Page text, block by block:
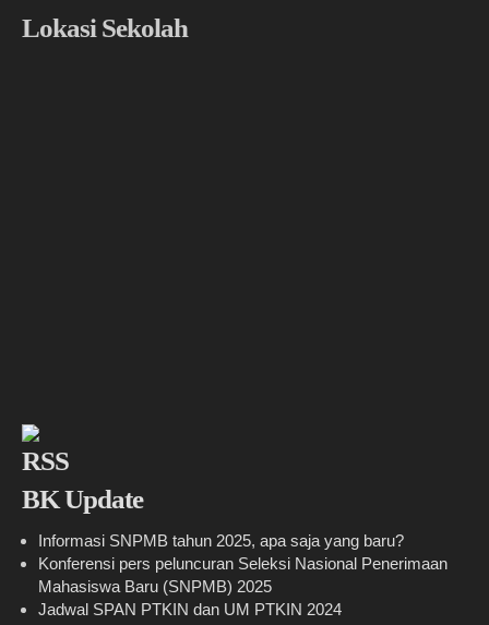
Lokasi Sekolah
BK Update
Informasi SNPMB tahun 2025, apa saja yang baru?
Konferensi pers peluncuran Seleksi Nasional Penerimaan
Mahasiswa Baru (SNPMB) 2025
Jadwal SPAN PTKIN dan UM PTKIN 2024